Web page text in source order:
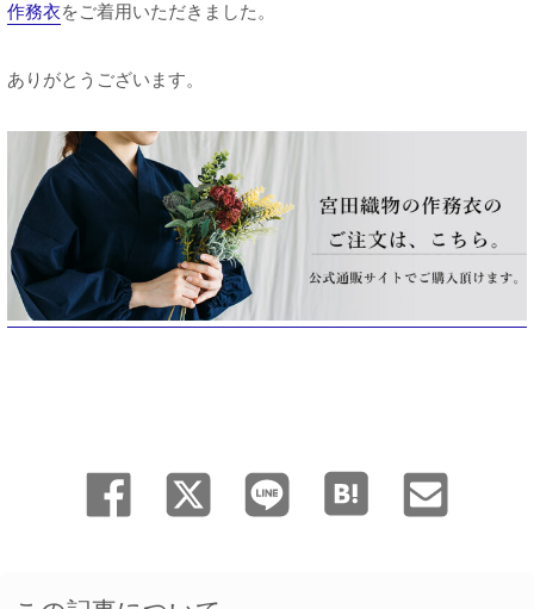
作務衣をご着用いただきました。
ありがとうございます。